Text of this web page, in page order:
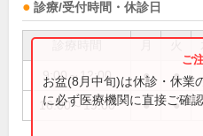
診療/受付時間・休診日
9:00～12:00 ● ●
16:00～19:00 ● ●
お盆(8月中旬)は休診・休業
に必ず医療機関に直接ご確認